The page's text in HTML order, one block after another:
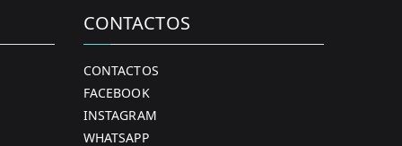
CONTACTOS
CONTACTOS
FACEBOOK
INSTAGRAM
WHATSAPP